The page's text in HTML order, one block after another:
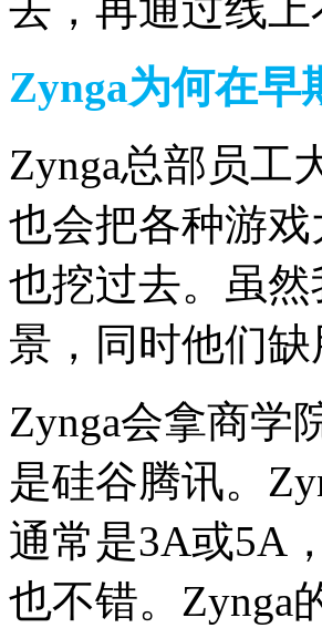
去，再通过线
Zynga为何在早
Zynga总部员工
也会把各种游
也挖过去。 虽
景，同时他们
Zynga会拿商学
是硅谷腾讯。
通常是3A或5A
也不错。 Zynga